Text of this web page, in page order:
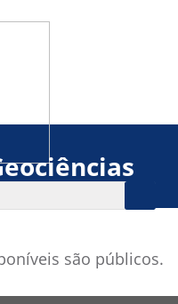
são públicos.